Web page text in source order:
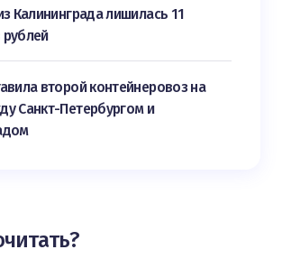
Калининграда лишилась 11
второй контейнеровоз на
Санкт-Петербургом и